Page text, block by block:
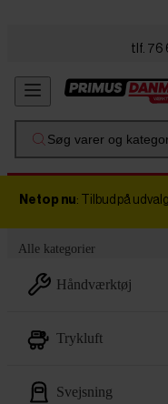
tlf. 76
Søg varer og
Netop nu: Tilbud på
Alle kategorier
håndværktøj
trykluft
svejsning